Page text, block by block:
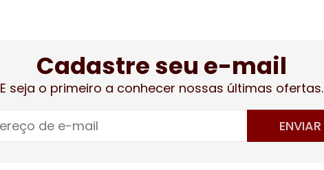
Cadastre seu e-mail
E seja o primeiro a conhecer nossas últimas ofertas.
ENVIAR